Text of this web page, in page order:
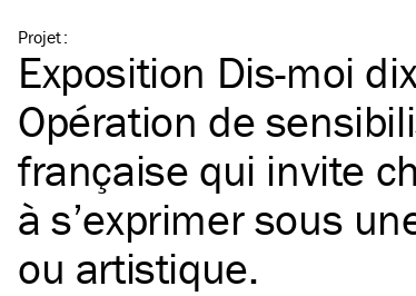
Projet:
Exposition Dis-moi
Opération de
française qui invite
à s’exprimer sous
ou artistique.